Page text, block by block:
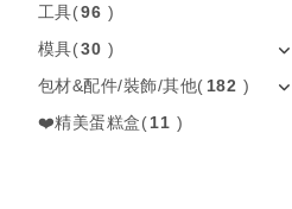
工具(96 )
模具(30 )
包材&配件/裝飾/其他( 182 )
❤️精美蛋糕盒(11 )